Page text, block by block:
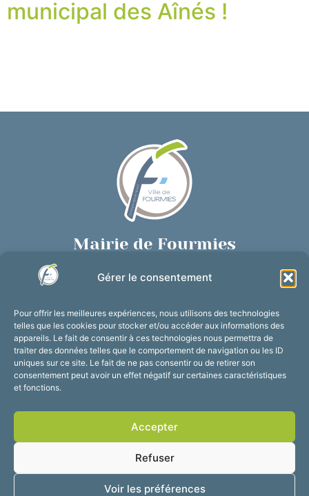
Gérer le consentement
Pour offrir les meilleures expériences, nous utilisons des technologies
telles que les cookies pour stocker et/ou accéder aux informations des
appareils. Le fait de consentir à ces technologies nous permettra de
traiter des données telles que le comportement de navigation ou les ID
uniques sur ce site. Le fait de ne pas consentir ou de retirer son
consentement peut avoir un effet négatif sur certaines caractéristiques
et fonctions.
Accepter
Refuser
Voir les préférences
municipal des Aînés !
Mairie de Fourmies
03 27 59 69 79
Horaires d’ouverture
Du lundi au vendredi :
de 8h30 à 12h et de 13h30 à 17h30
Suivez-nous !
Accessibilité
Mentions légales
2025 © Propulsé par